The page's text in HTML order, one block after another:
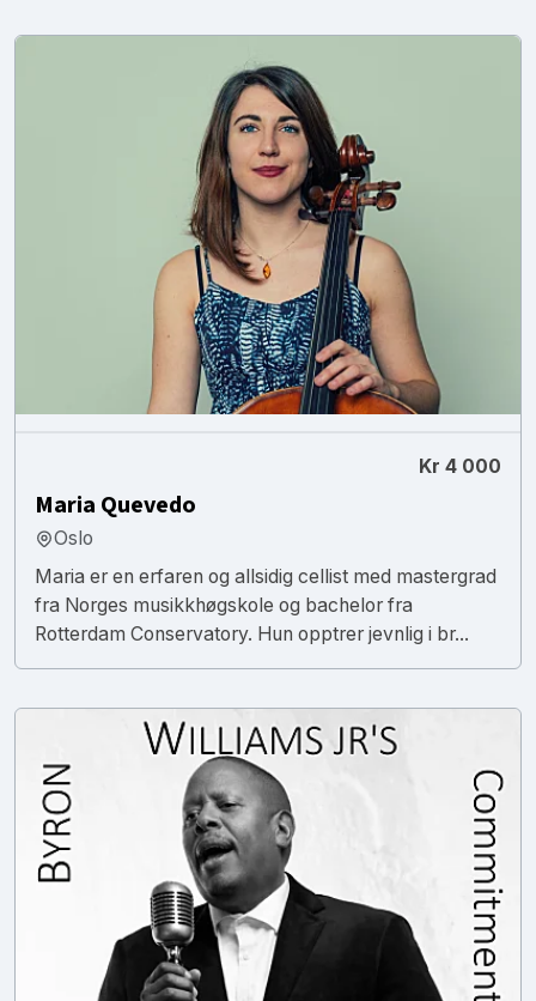
Kr 4 000
Maria Quevedo
Oslo
Maria er en erfaren og allsidig cellist med mastergrad
fra Norges musikkhøgskole og bachelor fra
Rotterdam Conservatory. Hun opptrer jevnlig i br...